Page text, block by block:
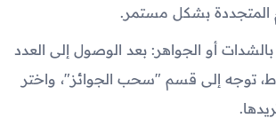
المتجددة بشكل مستمر.
بالشدات أو الجواهر: بعد الوصول إلى العدد
توجه إلى قسم "سحب الجوائز"، واختر